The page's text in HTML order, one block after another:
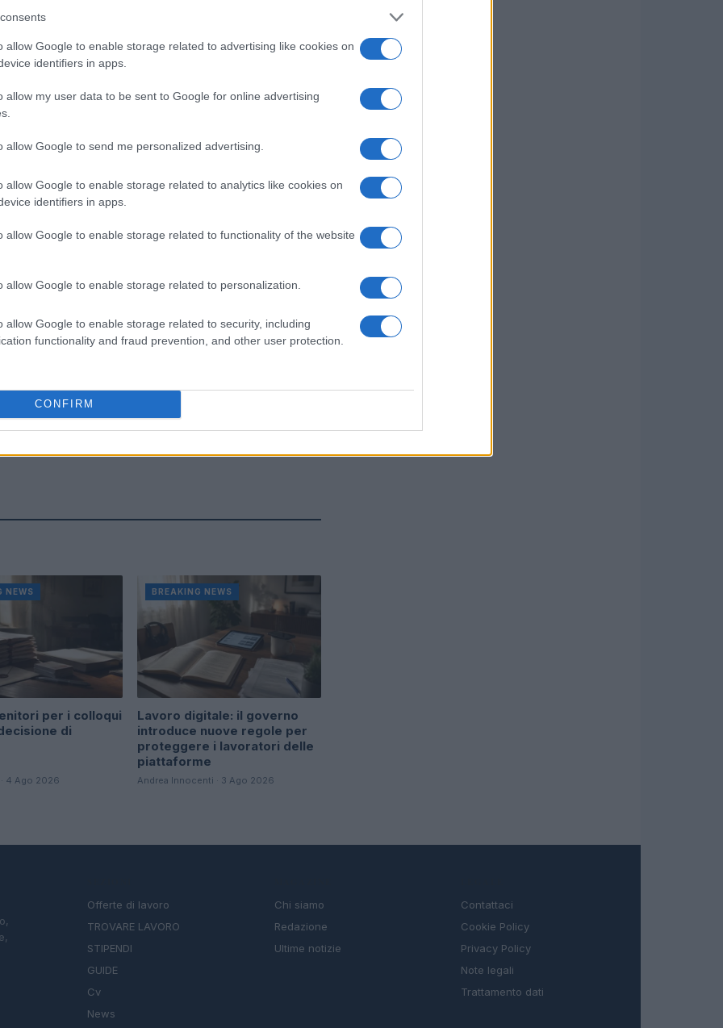
allow Google to enable storage related to advertising like cookies on
identifiers in apps.
allow my user data to be sent to Google for online advertising
allow Google to send me personalized advertising.
allow Google to enable storage related to analytics like cookies on
identifiers in apps.
allow Google to enable storage related to functionality of the website
allow Google to enable storage related to personalization.
allow Google to enable storage related to security, including
functionality and fraud prevention, and other user protection.
CONFIRM
NEWS
per i colloqui
di
4 Ago 2026
BREAKING NEWS
Lavoro digitale: il governo
introduce nuove regole per
proteggere i lavoratori delle
piattaforme
Andrea Innocenti · 3 Ago 2026
Offerte di lavoro
TROVARE LAVORO
STIPENDI
GUIDE
Cv
News
Chi siamo
Redazione
Ultime notizie
Contattaci
Cookie Policy
Privacy Policy
Note legali
Trattamento dati